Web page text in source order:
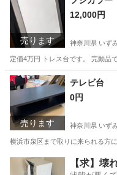
売ります
12,000円
神奈川県 いず
定価4万円 トレス台です。 完動品
神奈川 横浜市 いずみ中央
売ります
テレビ台
0円
神奈川県 いず
横浜市泉区まで取りに来られる方
神奈川 いずみ中
【求】壊